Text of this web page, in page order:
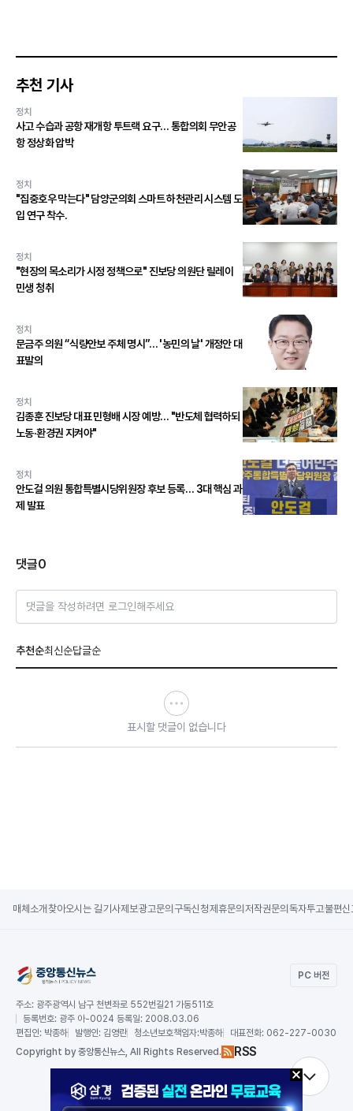
추천 기사
정치
사고 수습과 공항 재개항 투트랙 요구… 통합의회 무안공
항 정상화 압박
정치
"집중호우 막는다" 담양군의회 스마트 하천관리 시스템 도
입 연구 착수.
정치
"현장의 목소리가 시정 정책으로" 진보당 의원단 릴레이
민생 청취
정치
문금주 의원 “식량안보 주체 명시”… '농민의 날' 개정안 대
표발의
정치
김종훈 진보당 대표 민형배 시장 예방… "반도체 협력하되
노동·환경권 지켜야"
정치
안도걸 의원 통합특별시당위원장 후보 등록… 3대 핵심 과
제 발표
댓글0
댓글을 작성하려면 로그인해주세요
추천순최신순답글순
표시할 댓글이 없습니다
매체소개 찾아오시는 길기사제보광고문의 구독신청제휴문의 저작권문의 독자투고불편신
PC 버전
주소: 광주광역시 남구 천변좌로 552번길21 가동511호
등록번호: 광주 아-0024 등록일: 2008.03.06
편집인: 박종하 발행인: 김영란 청소년보호책임자:박종하 대표전화: 062-227-0030
Copyright by 중앙통신뉴스, All Rights Reserved. RSS